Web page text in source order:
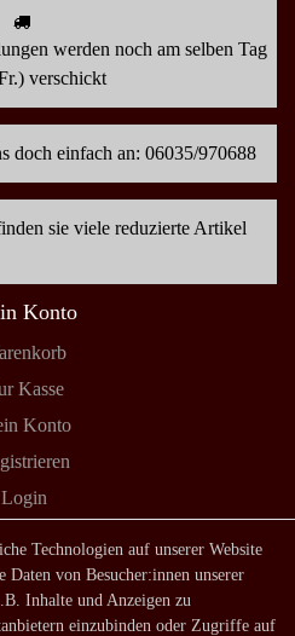
werden noch am selben Tag
verschickt
doch einfach an: 06035/970688
sie viele reduzierte Artikel
Konto
Kasse
Konto
Login
ShopTechnologien auf unserer Website
Daten von Besucher:innen unserer
Inhalte und Anzeigen zu
einzubinden oder Zugriffe auf